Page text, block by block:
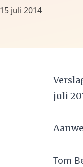
15 juli 2014
juli
Tom